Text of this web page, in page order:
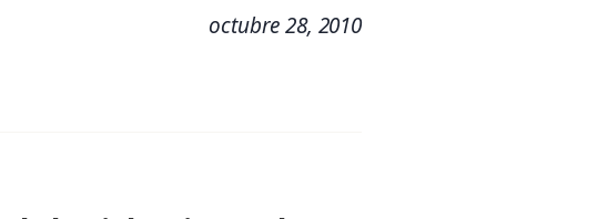
octubre 28, 2010